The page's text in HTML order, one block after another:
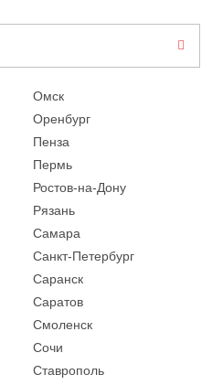
Омск
Оренбург
Пенза
Пермь
Ростов-на-Дону
Рязань
Самара
Санкт-Петербург
Саранск
Саратов
Смоленск
Сочи
Ставрополь